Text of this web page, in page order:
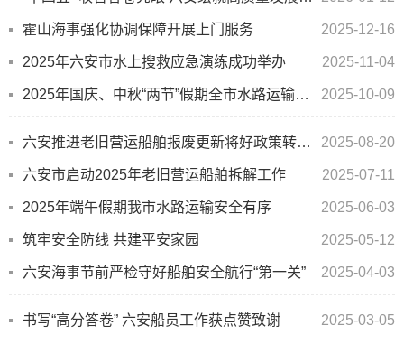
霍山海事强化协调保障开展上门服务 2025-12-16
2025年六安市水上搜救应急演练成功举办 2025-11-04
2025年国庆、中秋“两节”假期全市水路运输安全有序 2025-10-09
六安推进老旧营运船舶报废更新将好政策转化为获得感 2025-08-20
六安市启动2025年老旧营运船舶拆解工作 2025-07-11
2025年端午假期我市水路运输安全有序 2025-06-03
筑牢安全防线 共建平安家园 2025-05-12
六安海事节前严检守好船舶安全航行“第一关” 2025-04-03
书写“高分答卷” 六安船员工作获点赞致谢 2025-03-05